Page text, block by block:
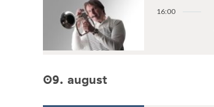
16:00
09. august